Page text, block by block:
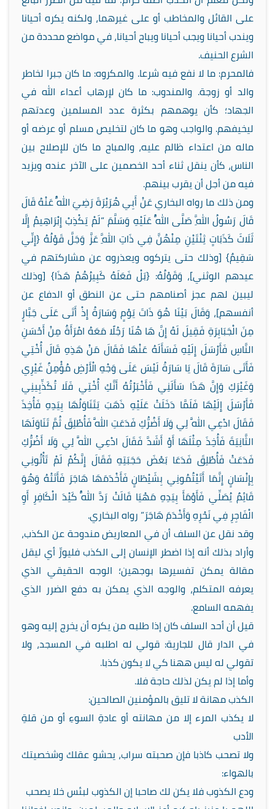
على القائل والمخاطب أو على غيرهما، ولكنه يكره أحيانا
ويندب أحيانا ويجب أحيانا ويباح أحيانا، في مواضع محددة من
الشرع الحنيف.
فالمحرم: ما لا نفع فيه شرعا. والمكروه: ما كان جبرا لخاطر
والد أو زوجة. والمندوب: ما كان لإرهاب أعداء الله في
الجهاد؛ كأن يوهمهم بكثرة عدد المسلمين وعدتهم
ليخيفهم. والواجب وهو ما كان لتخليص مسلم أو عرضه أو
ماله من اعتداء ظالم عليه، والمباح ما كان للإصلاح بين
الناس، كأن ينقل ثناء أحد الخصمين على الآخر عنده ويزيد
فيه من أجل أن يقرب بينهم.
ومن ذلك ما رواه البخاري عَنْ أَبِي هُرَيْرَةَ رَضِيَ اللَّهُ عَنْهُ قَالَ
قَالَ رَسُولُ اللَّهِ صَلَّى اللَّهُ عَلَيْهِ وَسَلَّمَ “لَمْ يَكْذِبْ إِبْرَاهِيمُ إِلَّا
ثَلَاثَ كَذَبَاتٍ ثِنْتَيْنِ مِنْهُنَّ فِي ذَاتِ اللَّهِ عَزَّ وَجَلَّ قَوْلُهُ {إِنِّي
سَقِيمٌ} [وذلك حتى يتركوه ويعذروه عن مشاركتهم في
عيدهم الوثني]، وَقَوْلُهُ: {بَلْ فَعَلَهُ كَبِيرُهُمْ هَذَا} [وذلك
ليبين لهم عجز أصنامهم حتى عن النطق أو الدفاع عن
أنفسهم]، وَقَالَ بَيْنَا هُوَ ذَاتَ يَوْمٍ وَسَارَةُ إِذْ أَتَى عَلَى جَبَّارٍ
مِنَ الْجَبَابِرَةِ فَقِيلَ لَهُ إِنَّ هَا هُنَا رَجُلًا مَعَهُ امْرَأَةٌ مِنْ أَحْسَنِ
النَّاسِ فَأَرْسَلَ إِلَيْهِ فَسَأَلَهُ عَنْهَا فَقَالَ مَنْ هَذِهِ قَالَ أُخْتِي
فَأَتَى سَارَةَ قَالَ يَا سَارَةُ لَيْسَ عَلَى وَجْهِ الْأَرْضِ مُؤْمِنٌ غَيْرِي
وَغَيْرَكِ وَإِنَّ هَذَا سَأَلَنِي فَأَخْبَرْتُهُ أَنَّكِ أُخْتِي فَلَا تُكَذِّبِينِي
فَأَرْسَلَ إِلَيْهَا فَلَمَّا دَخَلَتْ عَلَيْهِ ذَهَبَ يَتَنَاوَلُهَا بِيَدِهِ فَأُخِذَ
فَقَالَ ادْعِي اللَّهَ لِي وَلَا أَضُرُّكِ فَدَعَتِ اللَّهَ فَأُطْلِقَ ثُمَّ تَنَاوَلَهَا
الثَّانِيَةَ فَأُخِذَ مِثْلَهَا أَوْ أَشَدَّ فَقَالَ ادْعِي اللَّهَ لِي وَلَا أَضُرُّكِ
فَدَعَتْ فَأُطْلِقَ فَدَعَا بَعْضَ حَجَبَتِهِ فَقَالَ إِنَّكُمْ لَمْ تَأْتُونِي
بِإِنْسَانٍ إِنَّمَا أَتَيْتُمُونِي بِشَيْطَانٍ فَأَخْدَمَهَا هَاجَرَ فَأَتَتْهُ وَهُوَ
قَائِمٌ يُصَلِّي فَأَوْمَأَ بِيَدِهِ مَهْيَا قَالَتْ رَدَّ اللَّهُ كَيْدَ الْكَافِرِ أَوِ
الْفَاجِرِ فِي نَحْرِهِ وَأَخْدَمَ هَاجَرَ” رواه البخاري.
وقد نقل عن السلف أن في المعاريض مندوحة عن الكذب،
وأراد بذلك أنه إذا اضطر الإنسان إلى الكذب فليورِّ أي ليقل
مقالة يمكن تفسيرها بوجهين؛ الوجه الحقيقي الذي
يعرفه المتكلم، والوجه الذي يمكن به دفع الضرر الذي
يفهمه السامع.
قيل أن أحد السلف كان إذا طلبه من يكره أن يخرج إليه وهو
في الدار قال للجارية: قولي له اطلبه في المسجد، ولا
تقولي له ليس ههنا كي لا يكون كذبا.
وأما إذا لم يكن لذلك حاجة فلا.
الكذب مهانة لا تليق بالمؤمنين الصالحين:
لا يكذب المرء إلا من مهانته أو عادةِ السوءِ أو من قلةِ
الأدب
ولا تصحب كاذبا فإن صحبته سراب، يحشو عقلك وشخصيتك
بالهواء:
ودع الكذوب فلا يكن لك صاحبا إن الكذوب لبئس خلا يصحب